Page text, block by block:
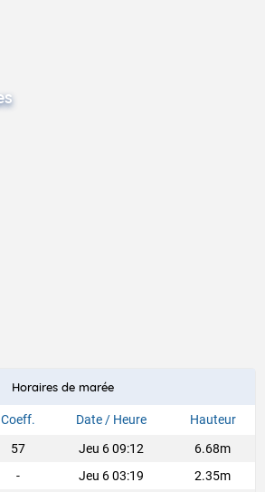
Horaires de marée
Coeff. Date / Heure
Hauteur
57 Jeu 6 09:12
6.68m
- Jeu 6 03:19
2.35m